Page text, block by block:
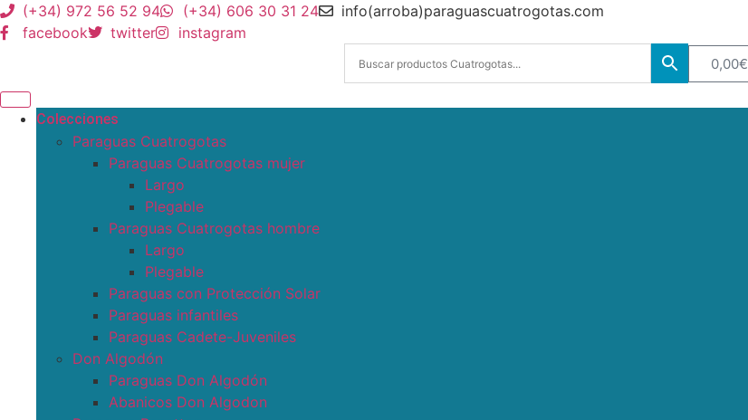
(+34) 972 56 52 94 (+34) 606 30 31 24
info(arroba)paraguascuatrogotas.com
facebook
twitter instagram
0,00€
Colecciones
Paraguas Cuatrogotas
Paraguas Cuatrogotas mujer
Largo
Plegable
Paraguas Cuatrogotas hombre
Largo
Plegable
Paraguas con Protección Solar
Paraguas infantiles
Paraguas Cadete-Juveniles
Don Algodón
Paraguas Don Algodón
Abanicos Don Algodon